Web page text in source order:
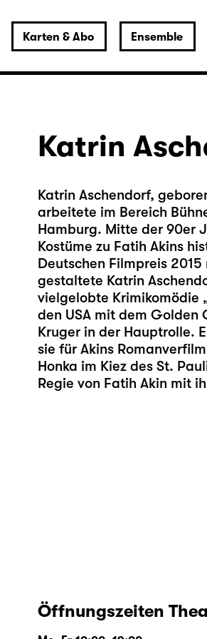
Karten & Abo Ensemble
Katrin
Katrin Aschendorf,
arbeitete im Bereich
Hamburg. Mitte der 90er
Kostüme zu Fatih Akins
Deutschen Filmpreis
gestaltete Katrin
vielgelobte Krimikomödie
den USA mit dem Golden
Kruger in der Hauptrolle.
sie für Akins
Honka im Kiez des St.
Regie von Fatih Akin mit
Öffnungszeiten